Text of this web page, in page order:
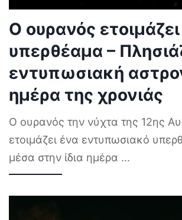
Ο ουρανός ετοιμάζει
υπερθέαμα –
εντυπωσιακή
ημέρα της χρονιάς
Ο ουρανός την νύχτα της 12ης
ετοιμάζει ένα εντυπωσιακό
μέσα στην ίδια ημέρα ...